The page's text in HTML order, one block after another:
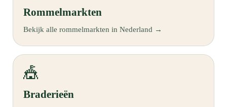
Rommelmarkten
Bekijk alle rommelmarkten in Nederland →
🎪
Braderieën